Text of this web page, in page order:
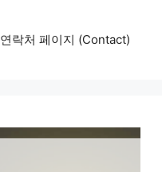
연락처 페이지 (Contact)